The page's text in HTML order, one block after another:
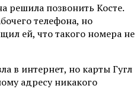
позвонить Косте.
телефона, но
ей, что такого номера не
в интернет, но карты Гугл
адресу никакого